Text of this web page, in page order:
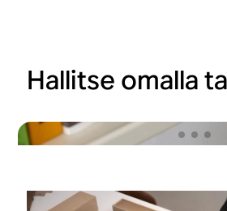
Hallitse omalla